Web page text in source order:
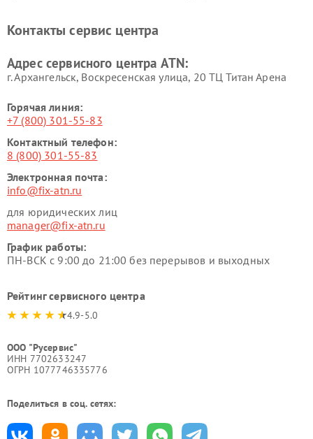
Контакты сервис центра
Адрес сервисного центра ATN:
г. Архангельск, Воскресенская улица, 20 ТЦ Титан Арена
Горячая линия:
+7 (800) 301-55-83
Контактный телефон:
8 (800) 301-55-83
Электронная почта:
info@fix-atn.ru
для юридических лиц
manager@fix-atn.ru
График работы:
ПН-ВСК с 9:00 до 21:00 без перерывов и выходных
Рейтинг сервисного центра
4.9-5.0
ООО "Русервис"
ИНН 7702633247
ОГРН 1077746335776
Поделиться в соц. сетях: